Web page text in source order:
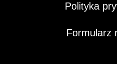
Polityka
Formularz